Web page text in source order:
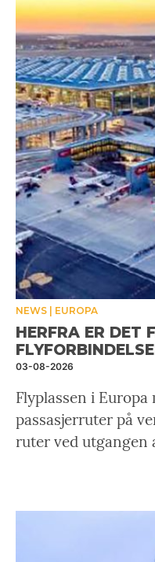
NEWS EUROPA
HERFRA ER DET
03-08-2026
Flyplassen i
passasjerruter på
ruter ved utgangen